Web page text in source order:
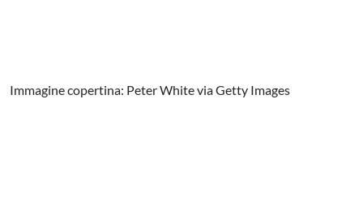
Immagine copertina: Peter White via Getty Images